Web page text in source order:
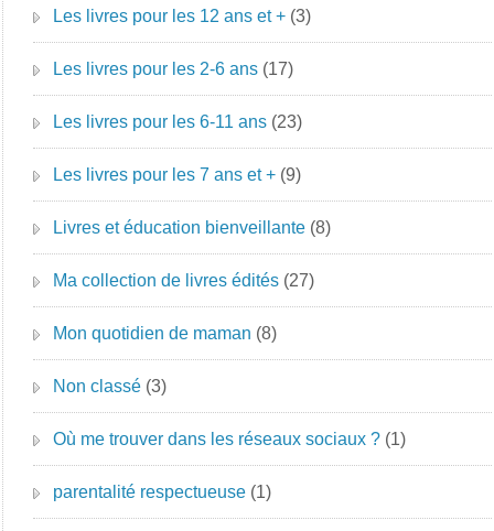
Les livres pour les 12 ans et + (3)
Les livres pour les 2-6 ans (17)
Les livres pour les 6-11 ans (23)
Les livres pour les 7 ans et + (9)
Livres et éducation bienveillante (8)
Ma collection de livres édités (27)
Mon quotidien de maman (8)
Non classé (3)
Où me trouver dans les réseaux sociaux ? (1)
parentalité respectueuse (1)